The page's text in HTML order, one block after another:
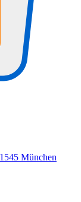
München